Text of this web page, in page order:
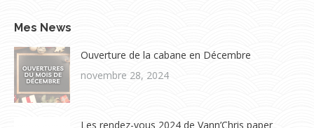
Mes News
Ouverture de la cabane en Décembre
novembre 28, 2024
Les rendez-vous 2024 de Vann’Chris paper